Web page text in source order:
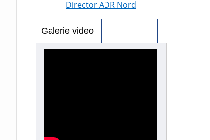
Director ADR Nord
Galerie video